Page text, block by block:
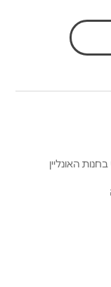
האונליין